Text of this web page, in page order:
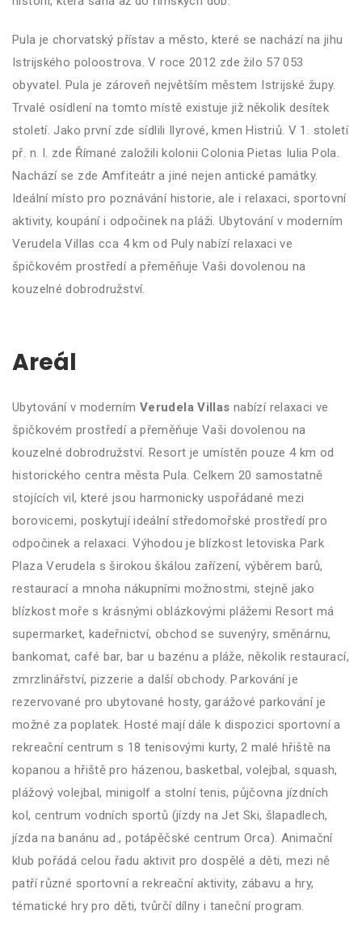
Pula je chorvatský přístav a město, které se nachází na jihu
Istrijského poloostrova. V roce 2012 zde žilo 57 053
obyvatel. Pula je zároveň největším městem Istrijské župy.
Trvalé osídlení na tomto místě existuje již několik desítek
století. Jako první zde sídlili Ilyrové, kmen Histriů. V 1. století
př. n. l. zde Římané založili kolonii Colonia Pietas Iulia Pola.
Nachází se zde Amfiteátr a jiné nejen antické památky.
Ideální místo pro poznávání historie, ale i relaxaci, sportovní
aktivity, koupání i odpočinek na pláži. Ubytování v moderním
Verudela Villas cca 4 km od Puly nabízí relaxaci ve
špičkovém prostředí a přeměňuje Vaši dovolenou na
kouzelné dobrodružství.
Areál
Ubytování v moderním Verudela Villas nabízí relaxaci ve
špičkovém prostředí a přeměňuje Vaši dovolenou na
kouzelné dobrodružství. Resort je umístěn pouze 4 km od
historického centra města Pula. Celkem 20 samostatně
stojících vil, které jsou harmonicky uspořádané mezi
borovicemi, poskytují ideální středomořské prostředí pro
odpočinek a relaxaci. Výhodou je blízkost letoviska Park
Plaza Verudela s širokou škálou zařízení, výběrem barů,
restaurací a mnoha nákupními možnostmi, stejně jako
blízkost moře s krásnými oblázkovými plážemi Resort má
supermarket, kadeřnictví, obchod se suvenýry, směnárnu,
bankomat, café bar, bar u bazénu a pláže, několik restaurací,
zmrzlinářství, pizzerie a další obchody. Parkování je
rezervované pro ubytované hosty, garážové parkování je
možné za poplatek. Hosté mají dále k dispozici sportovní a
rekreační centrum s 18 tenisovými kurty, 2 malé hřiště na
kopanou a hřiště pro házenou, basketbal, volejbal, squash,
plážový volejbal, minigolf a stolní tenis, půjčovna jízdních
kol, centrum vodních sportů (jízdy na Jet Ski, šlapadlech,
jízda na banánu ad., potápěčské centrum Orca). Animační
klub pořádá celou řadu aktivit pro dospělé a děti, mezi ně
patří různé sportovní a rekreační aktivity, zábavu a hry,
tématické hry pro děti, tvůrčí dílny i taneční program.